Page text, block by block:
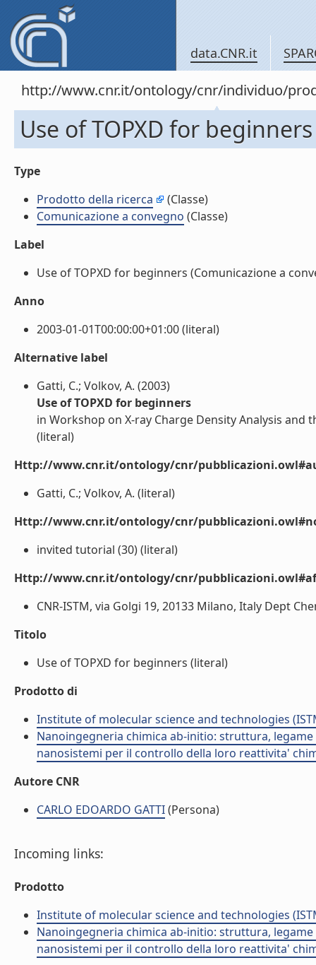
data.CNR.it
http://www.cnr.it/ontology/cnr/individuo/
Use of TOPXD for
Type
Prodotto della ricerca
(Classe)
Comunicazione a convegno (Classe)
Label
Use of TOPXD for beginners (Comunicazione a
Anno
2003-01-01T00:00:00+01:00 (literal)
Alternative label
Gatti, C.; Volkov, A. (2003)
Use of TOPXD for beginners
in Workshop on X-ray Charge Density Analysis and
(literal)
Http://www.cnr.it/ontology/cnr/
Gatti, C.; Volkov, A. (literal)
Http://www.cnr.it/ontology/cnr/
invited tutorial (30) (literal)
Http://www.cnr.it/ontology/cnr/
CNR-ISTM, via Golgi 19, 20133 Milano, Italy Dept
Titolo
Use of TOPXD for beginners (literal)
Prodotto di
Institute of molecular science and technologies
Nanoingegneria chimica ab-initio: struttura,
nanosistemi per il controllo della loro reattivita'
Autore CNR
CARLO EDOARDO GATTI(Persona)
Incoming links:
Prodotto
Institute of molecular science and technologies
Nanoingegneria chimica ab-initio: struttura,
nanosistemi per il controllo della loro reattivita'